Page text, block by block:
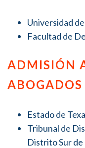
Universidad
Facultad de
ADMISIÓN
ABOGADOS
Estado de
Tribunal de
Distrito Sur de